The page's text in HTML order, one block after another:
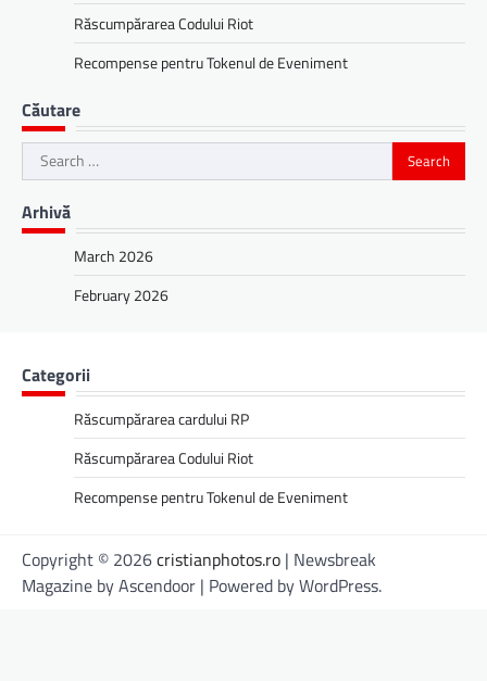
Răscumpărarea Codului Riot
Recompense pentru Tokenul de Eveniment
Căutare
Search
for:
Arhivă
March 2026
February 2026
Categorii
Răscumpărarea cardului RP
Răscumpărarea Codului Riot
Recompense pentru Tokenul de Eveniment
Copyright © 2026cristianphotos.ro | Newsbreak
Magazine byAscendoor | Powered byWordPress.